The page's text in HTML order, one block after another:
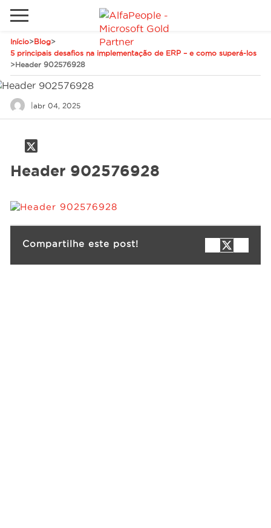
Início>Blog>
5 principais desafios na implementação de ERP – e como superá-los
>Header 902576928
|abr 04, 2025
Header 902576928
Compartilhe este post!
Serviços
Clientes
Telefone Email
Sites Internacionais
Global
Dinamarca
Oriente Médio